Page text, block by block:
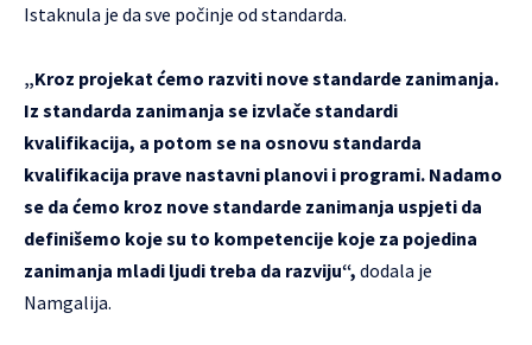
Istaknula je da sve počinje od standarda.
„Kroz projekat ćemo razviti nove standarde zanimanja.
Iz standarda zanimanja se izvlače standardi
kvalifikacija, a potom se na osnovu standarda
kvalifikacija prave nastavni planovi i programi. Nadamo
se da ćemo kroz nove standarde zanimanja uspjeti da
definišemo koje su to kompetencije koje za pojedina
zanimanja mladi ljudi treba da razviju“, dodala je
Namgalija.